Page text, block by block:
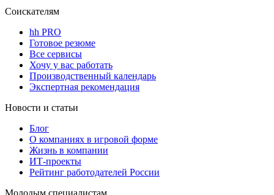
Соискателям
hh PRO
Готовое резюме
Все сервисы
Хочу у вас работать
Производственный календарь
Экспертная рекомендация
Новости и статьи
Блог
О компаниях в игровой форме
Жизнь в компании
ИТ-проекты
Рейтинг работодателей России
Молодым специалистам